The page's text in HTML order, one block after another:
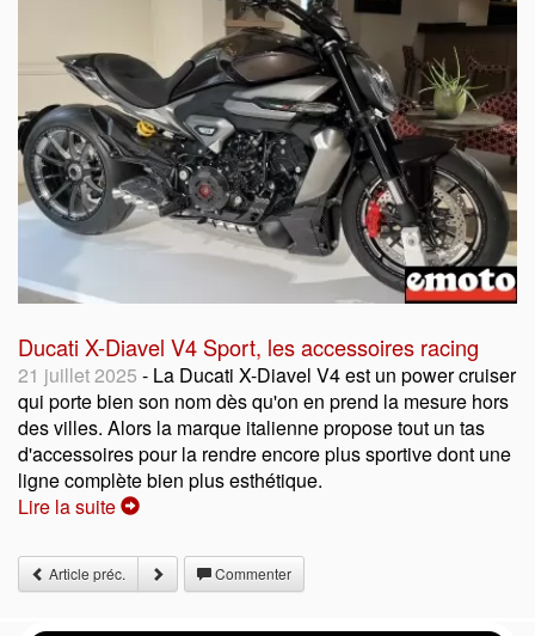
Ducati X-Diavel V4 Sport, les accessoires racing
21 juillet 2025 - La Ducati X-Diavel V4 est un power cruiser
qui porte bien son nom dès qu'on en prend la mesure hors
des villes. Alors la marque italienne propose tout un tas
d'accessoires pour la rendre encore plus sportive dont une
ligne complète bien plus esthétique.
Lire la suite
Article préc. Commenter